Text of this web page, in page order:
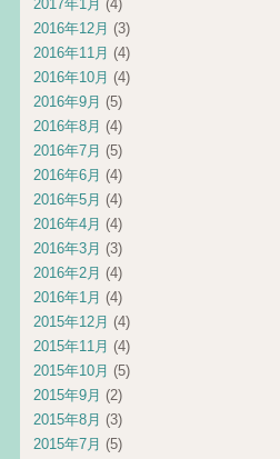
2017年1月 (4)
2016年12月 (3)
2016年11月 (4)
2016年10月 (4)
2016年9月 (5)
2016年8月 (4)
2016年7月 (5)
2016年6月 (4)
2016年5月 (4)
2016年4月 (4)
2016年3月 (3)
2016年2月 (4)
2016年1月 (4)
2015年12月 (4)
2015年11月 (4)
2015年10月 (5)
2015年9月 (2)
2015年8月 (3)
2015年7月 (5)